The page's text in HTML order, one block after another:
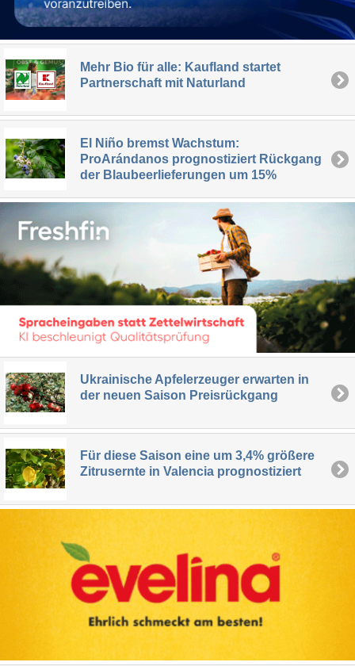
Mehr Bio für alle: Kaufland startet
Partnerschaft mit Naturland
El Niño bremst Wachstum:
ProArándanos prognostiziert Rückgang
der Blaubeerlieferungen um 15%
Ukrainische Apfelerzeuger erwarten in
der neuen Saison Preisrückgang
Für diese Saison eine um 3,4% größere
Zitrusernte in Valencia prognostiziert